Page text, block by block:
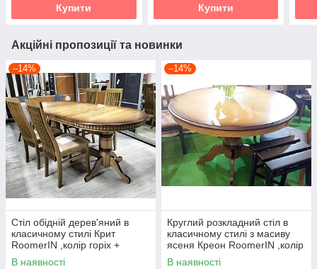
Купити Купити
Акційні пропозиції та новинки
–14%
Стіл обідній дерев'яний в
класичному стилі Крит
RoomerIN ,колір горіх +
патина
В наявності
–14%
Круглий розкладний стіл в
класичному стилі з масиву
ясеня Креон RoomerIN ,колір
горіх + патина
В наявності